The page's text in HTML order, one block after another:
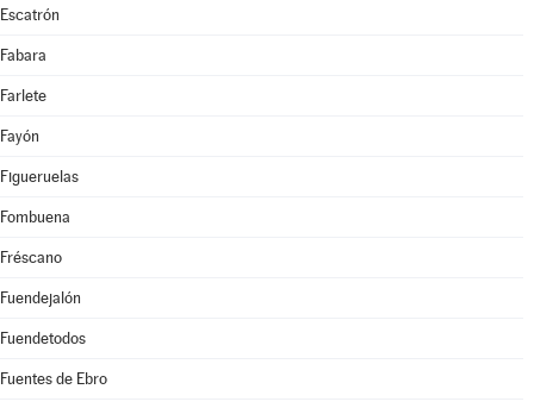
Escatrón
Fabara
Farlete
Fayón
Figueruelas
Fombuena
Fréscano
Fuendejalón
Fuendetodos
Fuentes de Ebro